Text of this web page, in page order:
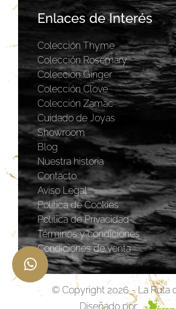
Enlaces de Interés
Colección Thyme
Colección Rosemary
Coleccion Ginger
Colección Clove
Colección Zamac
Cuidado de Joyas
Showroom
Blog
Nuestra historia
Contacto
Aviso Legal
Política de Cookies
Política de Privacidad
Términos y condiciones
Condiciones de venta
© Copyright 2026 - La Ruta
Diseñado por: